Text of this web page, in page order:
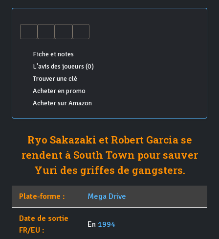
Fiche et notes
L'avis des joueurs (0)
Trouver une clé
Acheter en promo
Acheter sur Amazon
Ryo Sakazaki et Robert Garcia se
rendent à South Town pour sauver
Yuri des griffes de gangsters.
Plate-forme : Mega Drive
Date de sortie
FR/EU :
En 1994